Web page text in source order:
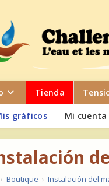
Tienda
gráficos Mi cuenta
› Boutique › Instalación del